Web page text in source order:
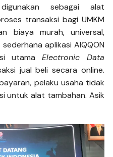
sebagai alat
transaksi bagi UMKM
biaya murah, universal,
aplikasi AIQQON
utama Electronic Data
jual beli secara online.
pelaku usaha tidak
untuk alat tambahan. Asik